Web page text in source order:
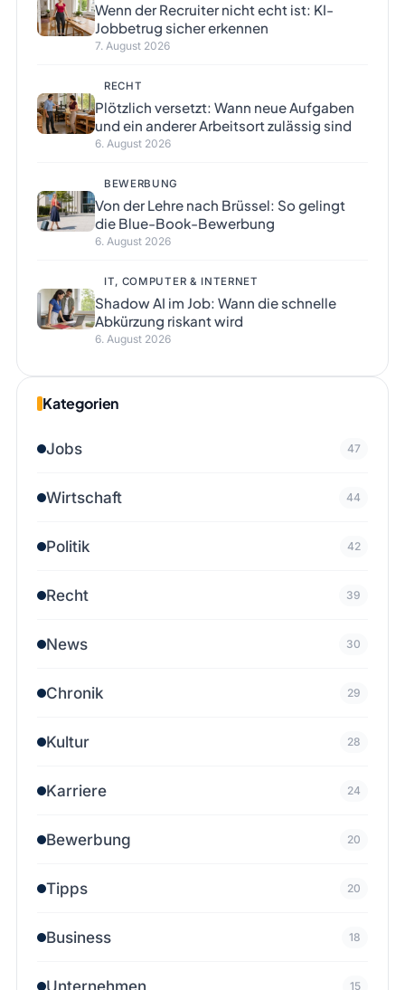
Wenn der Recruiter nicht echt ist: KI-
Jobbetrug sicher erkennen
7. August 2026
RECHT
Plötzlich versetzt: Wann neue Aufgaben
und ein anderer Arbeitsort zulässig sind
6. August 2026
BEWERBUNG
Von der Lehre nach Brüssel: So gelingt
die Blue-Book-Bewerbung
6. August 2026
IT, COMPUTER & INTERNET
Shadow AI im Job: Wann die schnelle
Abkürzung riskant wird
6. August 2026
Kategorien
Jobs 47
Wirtschaft 44
Politik 42
Recht 39
News 30
Chronik 29
Kultur 28
Karriere 24
Bewerbung 20
Tipps 20
Business 18
15